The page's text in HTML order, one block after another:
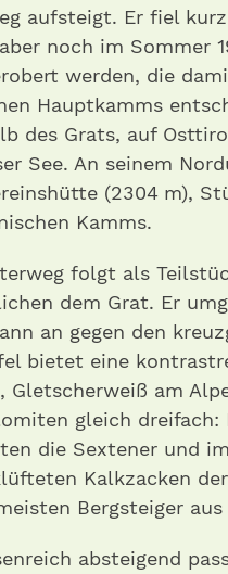
aufsteigt. Er fiel
noch im Sommer
werden, die
Hauptkamms
des Grats, auf
See. An seinem
(2304 m),
Kamms.
folgt als
dem Grat. Er
an gegen den
bietet eine
Gletscherweiß am
gleich dreifach:
die Sextener und
Kalkzacken
Bergsteiger
absteigend